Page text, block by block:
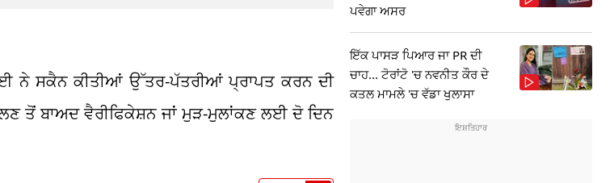
ਨੇ ਸਕੈਨ ਕੀਤੀਆਂ ਉੱਤਰ-ਪੱਤਰੀਆਂ ਪ੍ਰਾਪਤ ਕਰਨ ਦੀ
ਤੋਂ ਬਾਅਦ ਵੈਰੀਫਿਕੇਸ਼ਨ ਜਾਂ ਮੁੜ-ਮੁਲਾਂਕਣ ਲਈ ਦੋ ਦਿਨ
ਪਵੇਗਾ ਅਸਰ
ਇੱਕ ਪਾਸੜ ਪਿਆਰ ਜਾ PR ਦੀ
ਚਾਹ... ਟੋਰਾਂਟੋ 'ਚ ਨਵਨੀਤ ਕੌਰ ਦੇ
ਕਤਲ ਮਾਮਲੇ 'ਚ ਵੱਡਾ ਖੁਲਾਸਾ